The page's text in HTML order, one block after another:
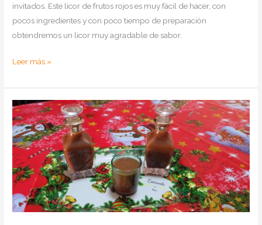
invitados. Este licor de frutos rojos es muy fácil de hacer, con
pocos ingredientes y con poco tiempo de preparación
obtendremos un licor muy agradable de sabor.
Como
licor
de
frutos
rojos
Receta
con
y
sin
Thermomix
Leer más »